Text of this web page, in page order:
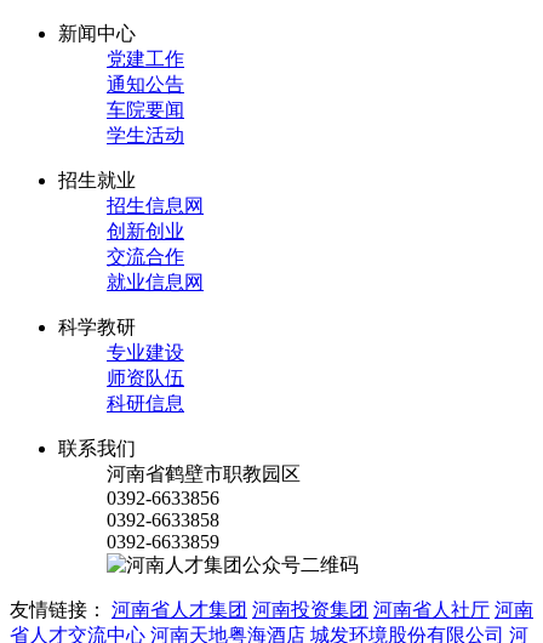
新闻中心
党建工作
通知公告
车院要闻
学生活动
招生就业
招生信息网
创新创业
交流合作
就业信息网
科学教研
专业建设
师资队伍
科研信息
联系我们
河南省鹤壁市职教园区
0392-6633856
0392-6633858
0392-6633859
友情链接： 河南省人才集团 河南投资集团 河南省人社厅 河南
省人才交流中心 河南天地粤海酒店 城发环境股份有限公司 河